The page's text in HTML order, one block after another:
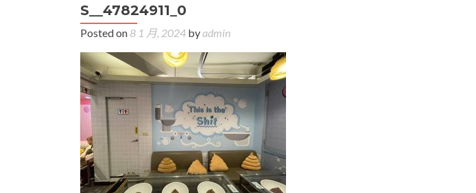
S__47824911_0
Posted on 8 1 月, 2024 byadmin